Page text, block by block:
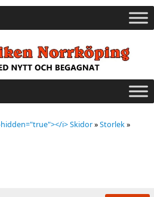
i> Skidor»Storlek»